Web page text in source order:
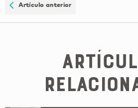
Artículo anterior